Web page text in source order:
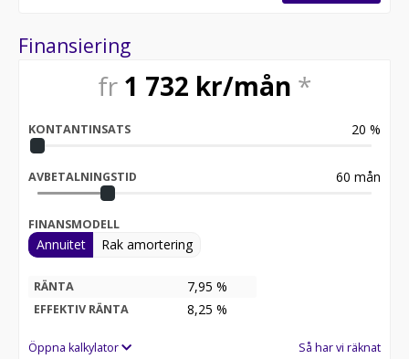
Finansiering
fr 1 732 kr/mån *
KONTANTINSATS 20 %
AVBETALNINGSTID 60 mån
FINANSMODELL
Annuitet Rak amortering
RÄNTA 7,95 %
EFFEKTIV RÄNTA 8,25 %
Öppna kalkylator Så har vi räknat